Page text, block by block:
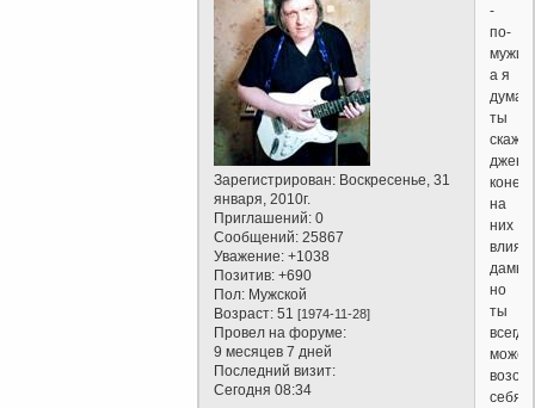
Зарегистрирован: Воскресенье, 31
января, 2010г.
Приглашений: 0
Сообщений: 25867
Уважение: +1038
Позитив: +690
Пол: Мужской
Возраст: 51[1974-11-28]
Провел на форуме:
9 месяцев 7 дней
Последний визит:
Сегодня 08:34
-
по-
а я
думал
ты
на
них
дамы,
но
ты
всегда
себя